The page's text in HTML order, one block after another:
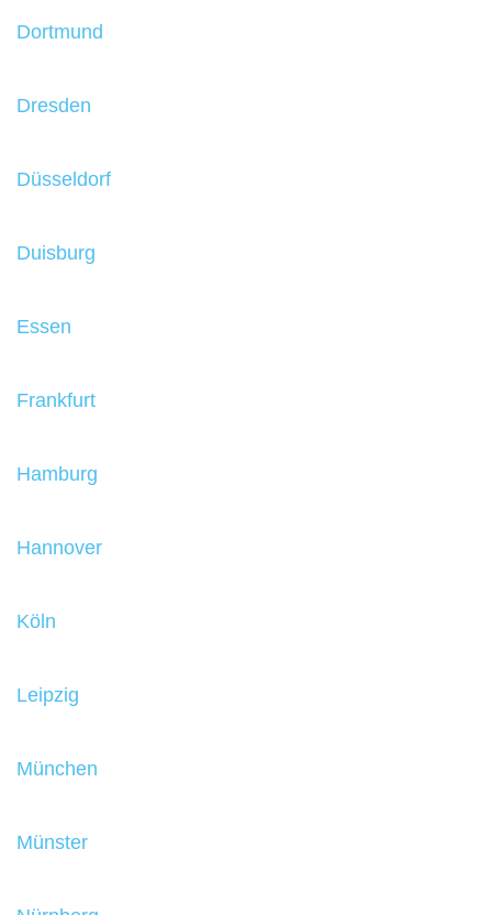
Dortmund
Dresden
Düsseldorf
Duisburg
Essen
Frankfurt
Hamburg
Hannover
Köln
Leipzig
München
Münster